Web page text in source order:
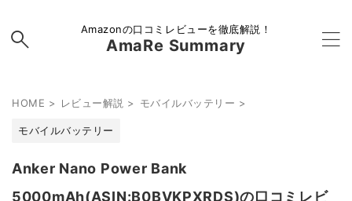
Amazonの口コミレビューを徹底解説！
AmaRe Summary
HOME > レビュー解説 > モバイルバッテリー >
モバイルバッテリー
Anker Nano Power Bank
5000mAh(ASIN:B0BVKPXRDS)の口コミレビ